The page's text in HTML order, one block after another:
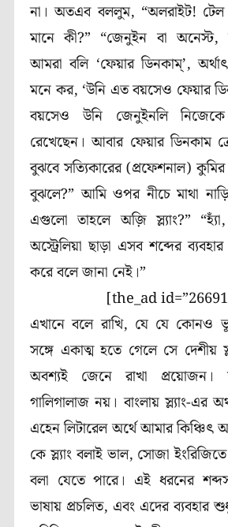
না। অতএব বললুম, “অলরাইট! টেল
মানে কী?” “জেনুইন বা অনেস্ট,
আমরা বলি ‘ফেয়ার ডিনকাম্’,
মনে কর, ‘উনি এত বয়সেও ফেয়ার
বয়সেও উনি জেনুইনলি
রেখেছেন। আবার ফেয়ার ডিনকাম
বুঝবে সত্যিকারের (প্রফেশনাল)
বুঝলে?”আমি ওপর নীচে মাথা
এগুলো তাহলে অজ়ি স্ল্যাং?”
অস্ট্রেলিয়া ছাড়া এসব শব্দের
করে বলে জানা নেই।”
[the_ad
এখানে বলে রাখি, যে যে কোনও
সঙ্গে একাত্ম হতে গেলে সে দেশীয়
অবশ্যই জেনে রাখা প্রয়োজন।
গালিগালাজ নয়। বাংলায় স্ল্যাং-এর
এহেন লিটারেল অর্থে আমার কিঞ্চিৎ
কে স্ল্যাং বলাই ভাল, সোজা
বলা যেতে পারে। এই ধরনের
ভাষায় প্রচলিত, এবং এদের ব্যবহার